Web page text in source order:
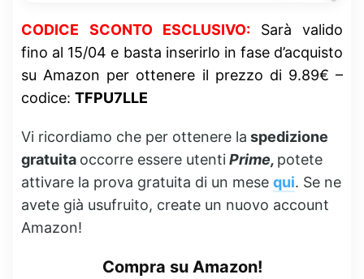
CODICE SCONTO ESCLUSIVO: Sarà valido
fino al 15/04 e basta inserirlo in fase d’acquisto
su Amazon per ottenere il prezzo di 9.89€ –
codice: TFPU7LLE
Vi ricordiamo che per ottenere la spedizione
gratuita occorre essere utenti Prime, potete
attivare la prova gratuita di un mese qui. Se ne
avete già usufruito, create un nuovo account
Amazon!
Compra su Amazon!